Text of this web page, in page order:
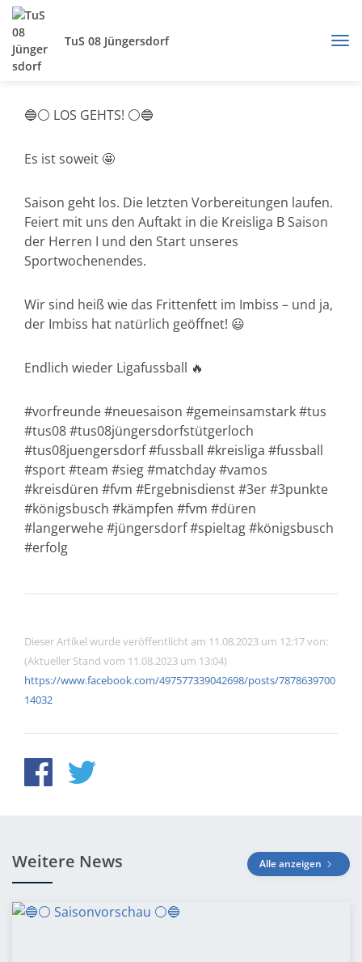
TuS 08 Jüngersdorf
🔵⚪️ LOS GEHTS! ⚪️🔵
Es ist soweit 🤩
Saison geht los. Die letzten Vorbereitungen laufen.
Feiert mit uns den Auftakt in die Kreisliga B Saison
der Herren I und den Start unseres
Sportwochenendes.
Wir sind heiß wie das Frittenfett im Imbiss – und ja,
der Imbiss hat natürlich geöffnet! 😃
Endlich wieder Ligafussball 🔥
#vorfreunde #neuesaison #gemeinsamstark #tus
#tus08 #tus08jüngersdorfstütgerloch
#tus08juengersdorf #fussball #kreisliga #fussball
#sport #team #sieg #matchday #vamos
#kreisdüren #fvm #Ergebnisdienst #3er #3punkte
#königsbusch #kämpfen #fvm #düren
#langerwehe #jüngersdorf #spieltag #königsbusch
#erfolg
Dieser Artikel wurde veröffentlicht am 11.08.2023 um 12:17 von:
(Aktueller Stand vom 11.08.2023 um 13:04)
https://www.facebook.com/497577339042698/posts/7878639700
14032
Weitere News Alle anzeigen